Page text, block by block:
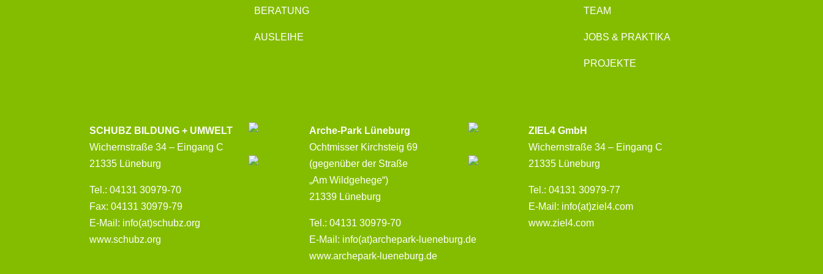
BERATUNG
AUSLEIHE
TEAM
JOBS & PRAKTIKA
PROJEKTE
SCHUBZ BILDUNG + UMWELT
Wichernstraße 34 – Eingang C
21335 Lüneburg
Tel.: 04131 30979-70
Fax: 04131 30979-79
E-Mail: info(at)schubz.org
www.schubz.org
Arche-Park Lüneburg
Ochtmisser Kirchsteig 69
(gegenüber der Straße
„Am Wildgehege“)
21339 Lüneburg
Tel.: 04131 30979-70
E-Mail: info(at)archepark-lueneburg.de
www.archepark-lueneburg.de
ZIEL4 GmbH
Wichernstraße 34 – Eingang C
21335 Lüneburg
Tel.: 04131 30979-77
E-Mail: info(at)ziel4.com
www.ziel4.com